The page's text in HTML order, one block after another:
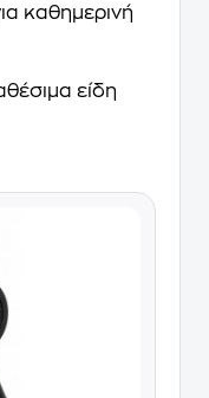
καθημερινή
είδη